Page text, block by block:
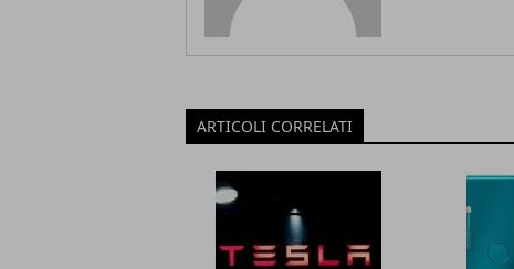
ARTICOLI CORRELATI